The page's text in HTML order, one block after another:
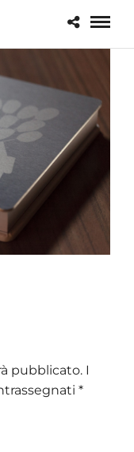
pubblicato. I
*